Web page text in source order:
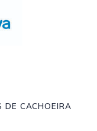
DE CACHOEIRA